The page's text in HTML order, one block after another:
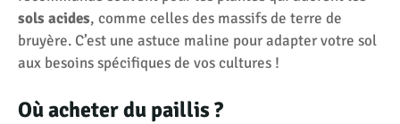
sols acides, comme celles des massifs de terre de
bruyère. C’est une astuce maline pour adapter votre sol
aux besoins spécifiques de vos cultures !
Où acheter du paillis ?